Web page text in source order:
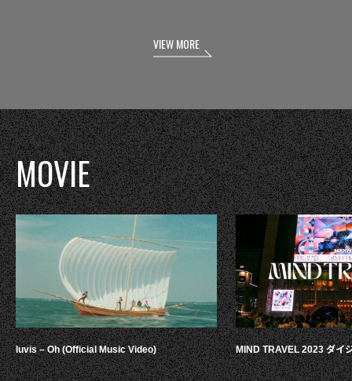
VIEW MORE
MOVIE
luvis – Oh (Official Music Video) MIND TRAVEL 2023 ダイ